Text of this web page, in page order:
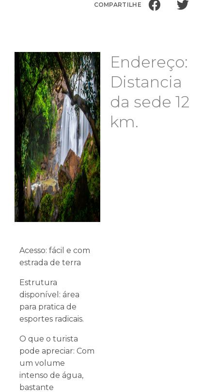
COMPARTILHE
Acesso: fácil e com
estrada de terra
Estrutura
disponível: área
para pratica de
esportes radicais.
O que o turista
pode apreciar: Com
um volume
intenso de água,
bastante
Endereço:
Distancia
da sede 12
km.